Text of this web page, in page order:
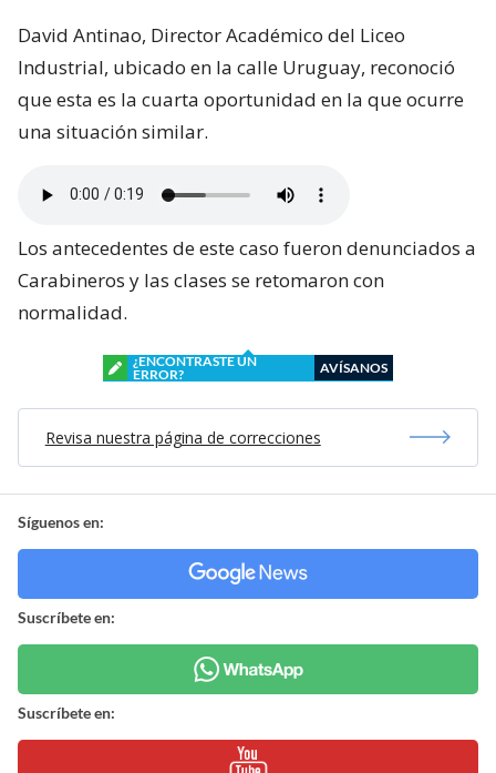
David Antinao, Director Académico del Liceo
Industrial, ubicado en la calle Uruguay, reconoció
que esta es la cuarta oportunidad en la que ocurre
una situación similar.
Los antecedentes de este caso fueron denunciados a
Carabineros y las clases se retomaron con
normalidad.
¿ENCONTRASTE UN
ERROR?
AVÍSANOS
Revisa nuestra página de correcciones
Síguenos en:
Suscríbete en:
Suscríbete en: